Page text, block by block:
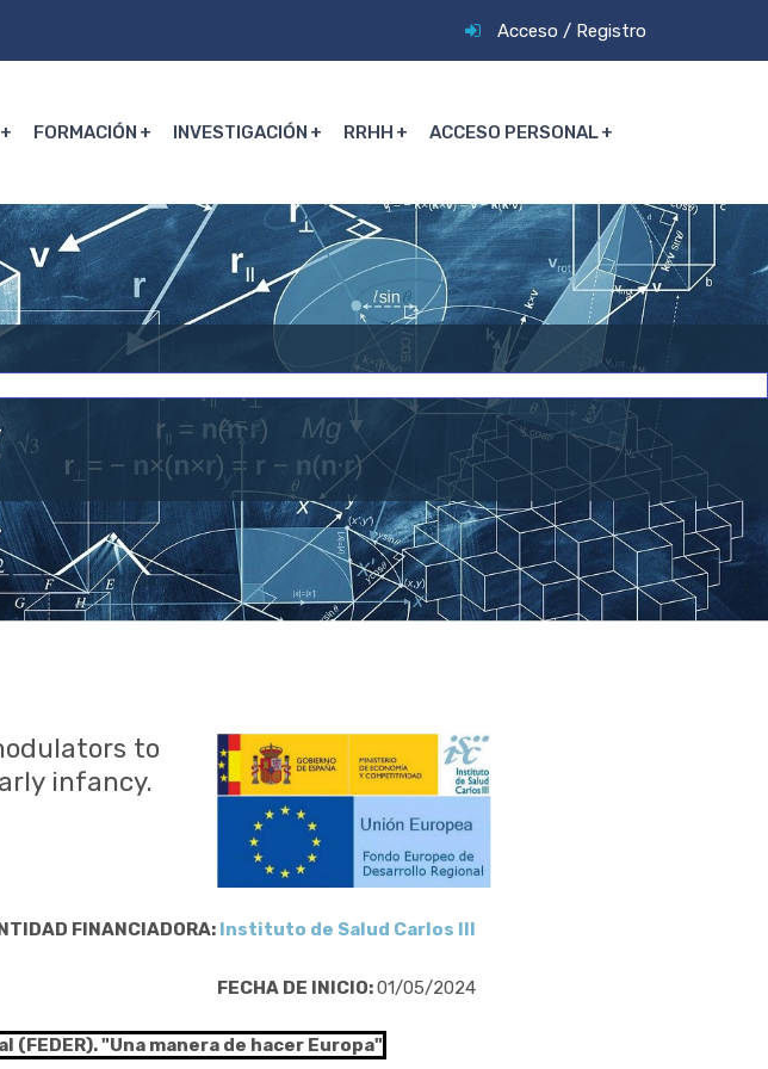
Acceso / Registro
FORMACIÓN INVESTIGACIÓN RRHH ACCESO PERSONAL
to
infancy.
FINANCIADORA: Instituto de Salud Carlos III
FECHA DE INICIO:01/05/2024
"Una manera de hacer Europa"